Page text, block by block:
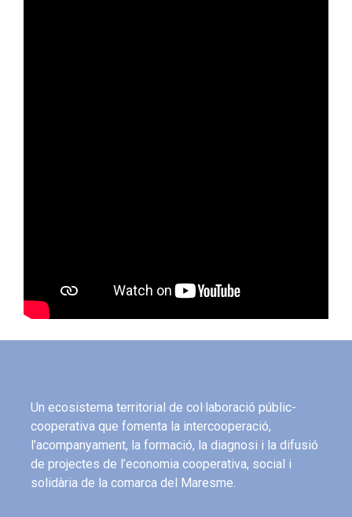
Un ecosistema territorial de col·laboració públic-
cooperativa que fomenta la intercooperació,
l’acompanyament, la formació, la diagnosi i la difusió
de projectes de l’economia cooperativa, social i
solidària de la comarca del Maresme.